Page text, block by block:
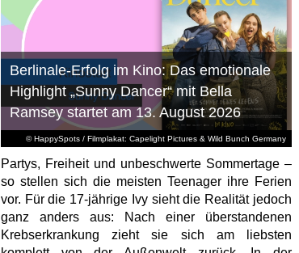
© HappySpots / Filmplakat: Capelight Pictures & Wild Bunch Germany
Berlinale-Erfolg im Kino: Das emotionale
Highlight „Sunny Dancer“ mit Bella
Ramsey startet am 13. August 2026
Partys, Freiheit und unbeschwerte Sommertage –
so stellen sich die meisten Teenager ihre Ferien
vor. Für die 17-jährige Ivy sieht die Realität jedoch
ganz anders aus: Nach einer überstandenen
Krebserkrankung zieht sie sich am liebsten